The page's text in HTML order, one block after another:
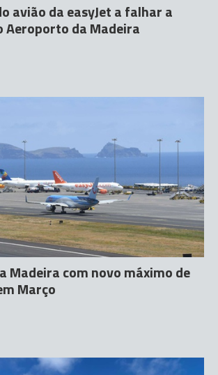
avião da easyJet a falhar a
Aeroporto da Madeira
Madeira com novo máximo de
Março